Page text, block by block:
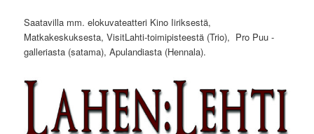
Saatavilla mm. elokuvateatteri Kino Iiriksestä,
Matkakeskuksesta, VisitLahti-toimipisteestä (Trio), Pro Puu -
galleriasta (satama), Apulandiasta (Hennala).